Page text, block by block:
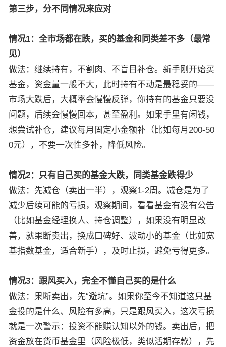
第三步，分不同情况来应对
情况1：全市场都在跌，买的基金和同类差不多（最常
见）
做法：继续持有，不割肉、不盲目补仓。新手刚开始买
基金，资金量一般不大，此时持有不动是最稳妥的——
市场大跌后，大概率会慢慢反弹，你持有的基金只要没
问题，后续会慢慢回本，甚至盈利。如果手里有闲钱，
想尝试补仓，建议每月固定小金额补（比如每月200-50
0元），不要一次性多补，降低风险。
情况2：只有自己买的基金大跌，同类基金跌得少
做法：先减仓（卖出一半），观察1-2周。减仓是为了
减少后续可能的亏损，观察期间，看看基金有没有公告
（比如基金经理换人、持仓调整），如果没有明显改
善，就果断卖出，换成口碑好、波动小的基金（比如宽
基指数基金，适合新手），及时止损，避免亏得更多。
情况3：跟风买入，完全不懂自己买的是什么
做法：果断卖出，先“避坑”。如果你至今不知道这只基
金投的是什么、风险有多高，只是跟风买入，这次亏损
就是一次警示：投资不能赚认知以外的钱。卖出后，把
资金放在货币基金里（风险极低，类似活期存款），先